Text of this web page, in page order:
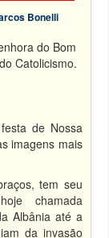
Bonelli
do Bom
Catolicismo.
de Nossa
imagens mais
tem seu
chamada
Albânia até a
da invasão